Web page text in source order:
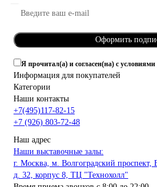
Оформить
Я прочитал(а) и согласен(на) с условиями
Информация для покупателей
Категории
Наши контакты
+7(495)117-82-15
+7 (926) 803-72-48
Наш адрес
Наши выставочные залы:
г. Москва, м. Волгоградский проспект,
д. 32, корпус 8, ТЦ "Технохолл"